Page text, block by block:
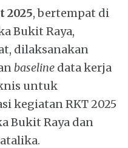
2025, bertempat di
Bukit Raya,
dilaksanakan
baseline data kerja
untuk
kegiatan RKT 2025
Bukit Raya dan